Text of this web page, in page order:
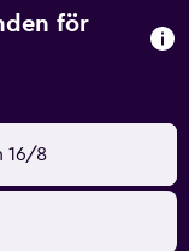
för
16/8